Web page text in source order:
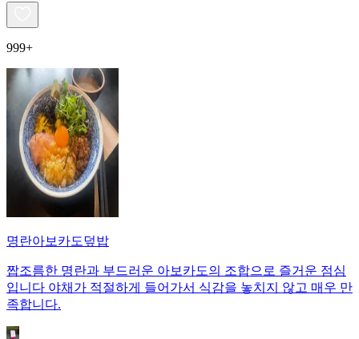
999+
명란아보카도덮밥
짭조름한 명란과 부드러운 아보카도의 조합으로 즐거운 점심
입니다 야채가 적절하게 들어가서 식감을 놓치지 않고 매우 만
족합니다.